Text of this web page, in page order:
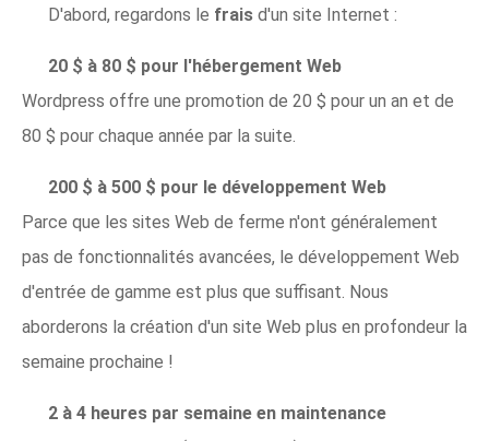
D'abord, regardons le frais d'un site Internet :
20 $ à 80 $ pour l'hébergement Web
Wordpress offre une promotion de 20 $ pour un an et de
80 $ pour chaque année par la suite.
200 $ à 500 $ pour le développement Web
Parce que les sites Web de ferme n'ont généralement
pas de fonctionnalités avancées, le développement Web
d'entrée de gamme est plus que suffisant. Nous
aborderons la création d'un site Web plus en profondeur la
semaine prochaine !
2 à 4 heures par semaine en maintenance